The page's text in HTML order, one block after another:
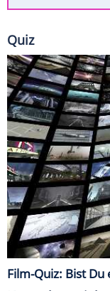
Quiz
Film-Quiz: Bist Du